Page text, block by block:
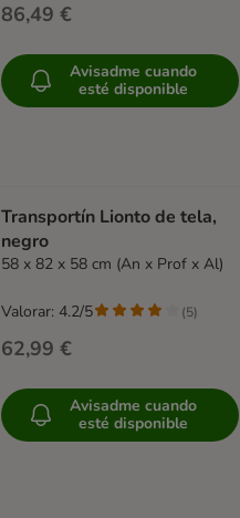
86,49 €
Avisadme cuando
esté disponible
Transportín Lionto de tela,
negro
58 x 82 x 58 cm (An x Prof x Al)
62,99 €
Valorar: 4.2/5 (5)
Avisadme cuando
esté disponible